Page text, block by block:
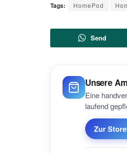
Tags: HomePod
Send
Unsere
Eine
laufend
Zur